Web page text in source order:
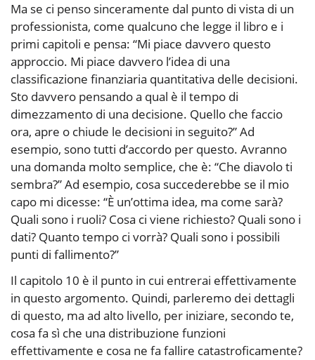
Ma se ci penso sinceramente dal punto di vista di un
professionista, come qualcuno che legge il libro e i
primi capitoli e pensa: “Mi piace davvero questo
approccio. Mi piace davvero l’idea di una
classificazione finanziaria quantitativa delle decisioni.
Sto davvero pensando a qual è il tempo di
dimezzamento di una decisione. Quello che faccio
ora, apre o chiude le decisioni in seguito?” Ad
esempio, sono tutti d’accordo per questo. Avranno
una domanda molto semplice, che è: “Che diavolo ti
sembra?” Ad esempio, cosa succederebbe se il mio
capo mi dicesse: “È un’ottima idea, ma come sarà?
Quali sono i ruoli? Cosa ci viene richiesto? Quali sono i
dati? Quanto tempo ci vorrà? Quali sono i possibili
punti di fallimento?”
Il capitolo 10 è il punto in cui entrerai effettivamente
in questo argomento. Quindi, parleremo dei dettagli
di questo, ma ad alto livello, per iniziare, secondo te,
cosa fa sì che una distribuzione funzioni
effettivamente e cosa ne fa fallire catastroficamente?